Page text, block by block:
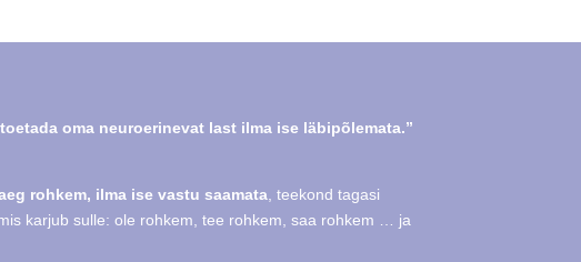
oma neuroerinevat last ilma ise läbipõlemata.”
rohkem, ilma ise vastu saamata, teekond tagasi
karjub sulle: ole rohkem, tee rohkem, saa rohkem … ja